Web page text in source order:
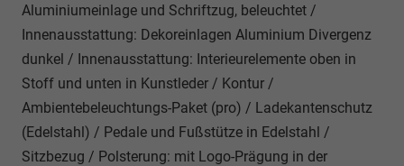
Aluminiumeinlage und Schriftzug, beleuchtet /
Innenausstattung: Dekoreinlagen Aluminium Divergenz
dunkel / Innenausstattung: Interieurelemente oben in
Stoff und unten in Kunstleder / Kontur /
Ambientebeleuchtungs-Paket (pro) / Ladekantenschutz
(Edelstahl) / Pedale und Fußstütze in Edelstahl /
Sitzbezug / Polsterung: mit Logo-Prägung in der